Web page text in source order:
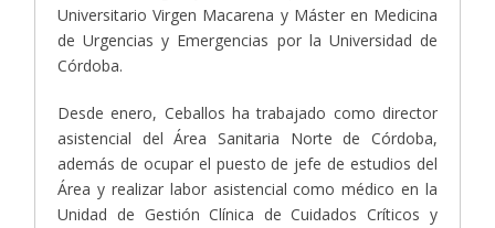
Universitario Virgen Macarena y Máster en Medicina
de Urgencias y Emergencias por la Universidad de
Córdoba.
Desde enero, Ceballos ha trabajado como director
asistencial del Área Sanitaria Norte de Córdoba,
además de ocupar el puesto de jefe de estudios del
Área y realizar labor asistencial como médico en la
Unidad de Gestión Clínica de Cuidados Críticos y